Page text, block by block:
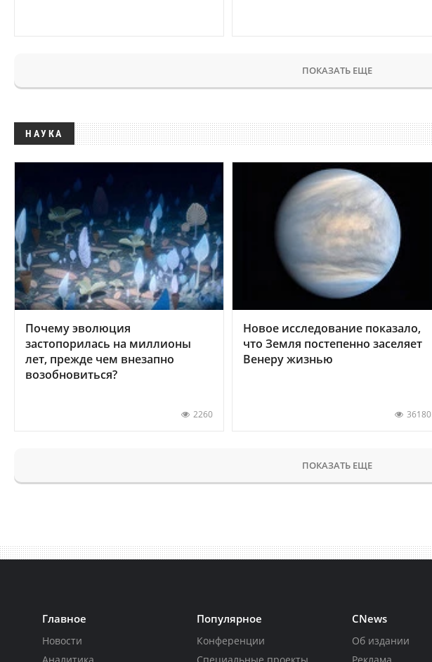
ПОКАЗАТЬ ЕЩЕ
НАУКА
Почему эволюция
застопорилась на миллионы
лет, прежде чем внезапно
возобновиться?
2260
Новое исследование показало,
что Земля постепенно заселяет
Венеру жизнью
36180
ПОКАЗАТЬ ЕЩЕ
Главное
Новости
Популярное
Конференции
CNews
Об издании